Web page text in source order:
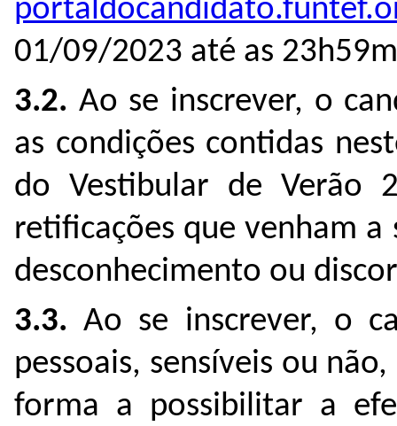
01/09/2023 até as
3.2. Ao se inscrever, o
as condições contidas
do Vestibular de Verão
retificações que venham
desconhecimento ou
3.3. Ao se inscrever, o
pessoais, sensíveis ou
forma a possibilitar a